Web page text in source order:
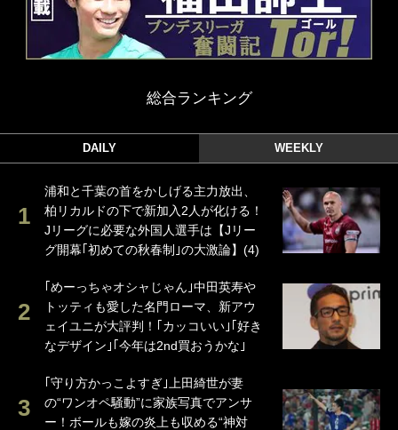
総合ランキング
DAILY WEEKLY
浦和と千葉の首をかしげる主力放出、
柏リカルドの下で新加入2人が化ける！
Jリーグに必要な外国人選手は【Jリー
グ開幕｢初めての秋春制｣の大激論】(4)
｢めーっちゃオシャじゃん｣中田英寿や
トッティも愛した名門ローマ、新アウ
ェイユニが大評判！｢カッコいい｣｢好き
なデザイン｣｢今年は2nd買おうかな｣
｢守り方かっこよすぎ｣上田綺世が妻
の“ワンオペ騒動”に家族写真でアンサ
ー！ボールも嫁の炎上も収める“神対